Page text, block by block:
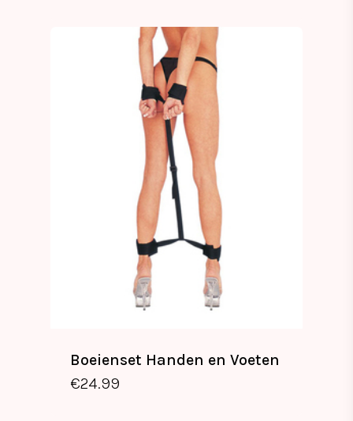
Boeienset Handen en Voeten
€24.99
€24.99